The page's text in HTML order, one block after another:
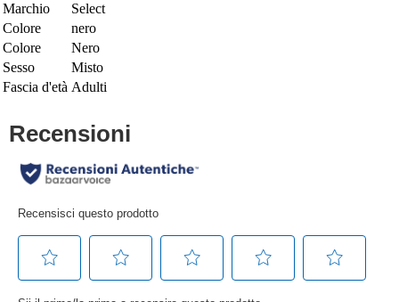
Marchio
Select
Colore
nero
Colore
Nero
Sesso
Misto
Fascia d'età Adulti